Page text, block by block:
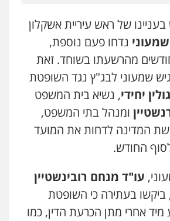
תמיר סולומון
כלכלי מיסים הלבנת הון
אפרים משרד עורכי דין
צווארון לבן מס הכנסה מע"מ
של ראש עיריית אשקלון
נדחו פעם נוספת,
מהרשעתו בשוחד. זאת
שמעוני לבג"ץ נגד השופטת
יחידי, נשיא בית המשפט
ומנהל בתי המשפט,
המדינה לדחות את המועד
החודש.
עו"ד מנחם רובינשטיין
ביקשו בעתירה כי השופטת
אחרי מתן הכרעת הדין, כמו